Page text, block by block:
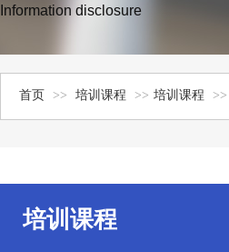
Information disclosure
首页 >> 培训课程 >> 培训课程 >>
培训课程